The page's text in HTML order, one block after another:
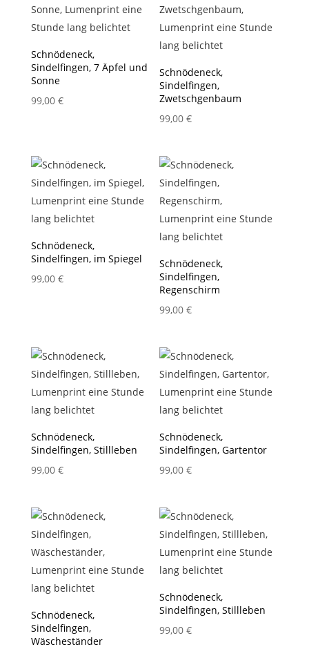
Schnödeneck,
Sindelfingen, 7 Äpfel und
Sonne
99,00 €
Schnödeneck,
Sindelfingen,
Zwetschgenbaum
99,00€
Schnödeneck,
Sindelfingen, im Spiegel
99,00 €
Schnödeneck,
Sindelfingen,
Regenschirm
99,00€
Schnödeneck,
Sindelfingen, Stillleben
99,00 €
Schnödeneck,
Sindelfingen, Gartentor
99,00€
Schnödeneck,
Sindelfingen,
Wäscheständer
Schnödeneck,
Sindelfingen, Stillleben
99,00€